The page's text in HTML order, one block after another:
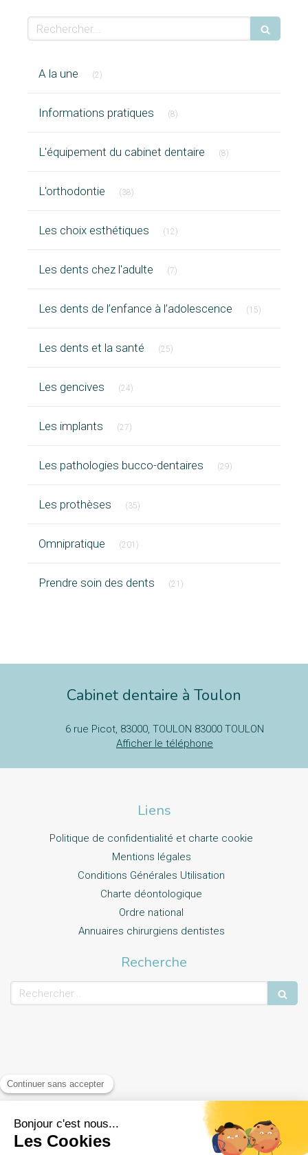
Rechercher
A la une (2)
Informations pratiques (8)
L'équipement du cabinet dentaire (8)
L'orthodontie (38)
Les choix esthétiques (12)
Les dents chez l'adulte (7)
Les dents de l’enfance à l’adolescence (15)
Les dents et la santé (25)
Les gencives (24)
Les implants (27)
Les pathologies bucco-dentaires (29)
Les prothèses (35)
Omnipratique (201)
Prendre soin des dents (21)
Cabinet dentaire à Toulon
6 rue Picot, 83000, TOULON 83000 TOULON
Afficher le téléphone
Liens
Politique de confidentialité et charte cookie
Mentions légales
Conditions Générales Utilisation
Charte déontologique
Ordre national
Annuaires chirurgiens dentistes
Recherche
Rechercher